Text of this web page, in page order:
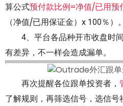
算公式预付款比例=净值/已用预
（净值/已用保证金）x 100％）。
4、平台各品种开市收盘时
有差异，不一样会造成漏单。
再次提醒各位跟单投资者，
了解规则，再筛选信号，选信